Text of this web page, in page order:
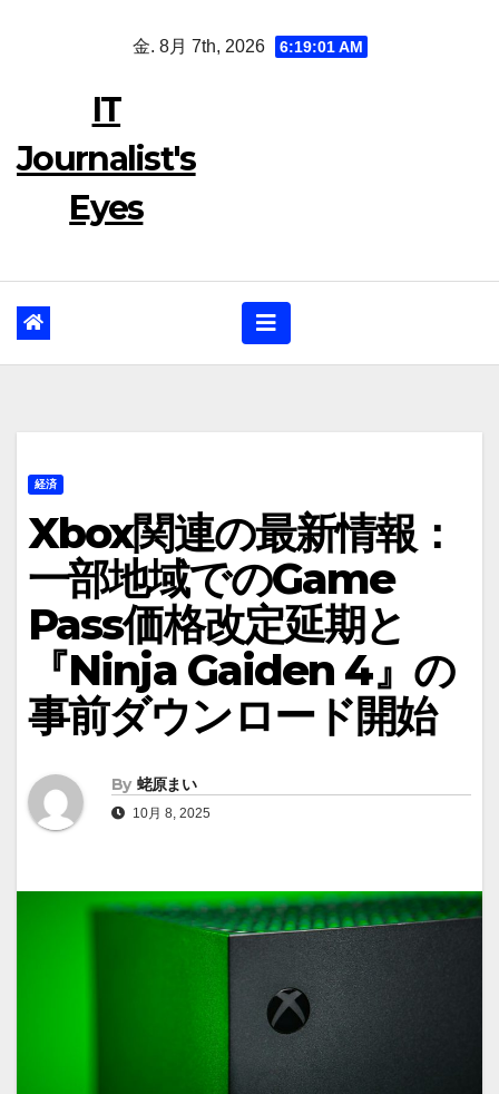
金. 8月 7th, 2026 6:19:02 AM
IT
Journalist's
Eyes
経済
Xbox関連の最新情報：
一部地域でのGame
Pass価格改定延期と
『Ninja Gaiden 4』の
事前ダウンロード開始
By 蛯原まい
10月 8, 2025